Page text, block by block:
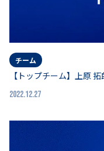
チーム
【トップチーム】上原
2022.12.27